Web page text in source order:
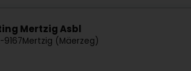
Mertzig Asbl
9167Mertzig (Mäerzeg)